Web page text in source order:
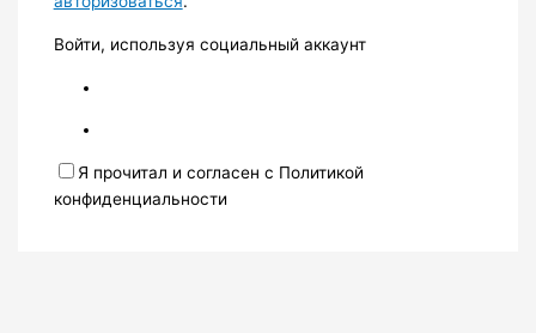
Войти, используя социальный аккаунт
Я прочитал и согласен с Политикой
конфиденциальности